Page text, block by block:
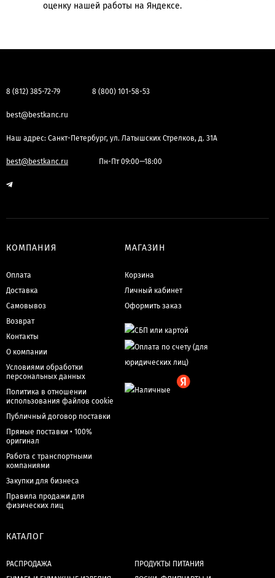
оценку нашей работы на Яндексе.
8 (812) 385-72-79 8 (800) 101-58-53
best@bestkanc.ru
Наш адрес: Санкт-Петербург, ул. Латышских Стрелков, д. 31А
best@bestkanc.ru Пн-Пт 09:00—18:00
КОМПАНИЯ
Оплата
Доставка
Самовывоз
Возврат
Контакты
О компании
Условиями обработки
персональных данных
Политика в отношении
использования файлов cookie
Публичный договор поставки
Прямые поставки • 100%
оригинал
Работа с транспортными
компаниями
Закупки для бизнеса
Правила продажи для
физических лиц
МАГАЗИН
Корзина
Личный кабинет
Оформить заказ
КАТАЛОГ
РАСПРОДАЖА
ПРОДУКТЫ ПИТАНИЯ